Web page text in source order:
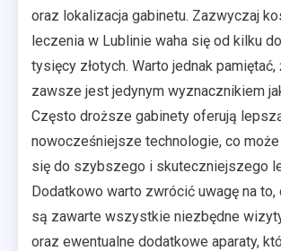
oraz lokalizacja gabinetu. Zazwyczaj
leczenia w Lublinie waha się od kilku
tysięcy złotych. Warto jednak pamiętać,
zawsze jest jedynym wyznacznikiem
Często droższe gabinety oferują
nowocześniejsze technologie, co
się do szybszego i skuteczniejszego
Dodatkowo warto zwrócić uwagę na to,
są zawarte wszystkie niezbędne
oraz ewentualne dodatkowe aparaty,